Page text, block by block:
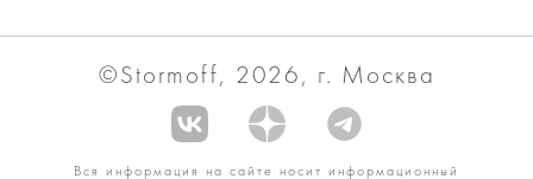
©Stormoff, 2026, г. Москва
Вся информация на сайте носит информационный